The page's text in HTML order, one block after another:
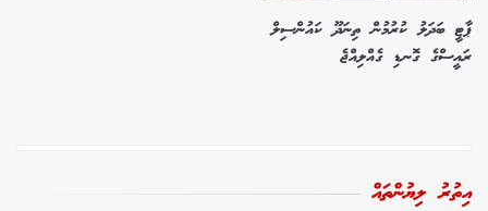
ޕާޓީ ބަދަލު ކުރުމުން ތިނަދޫ ކައުންސިލް
ރައީސްގެ ގޮނޑި ގެއްލިއްޖެ
އިތުރު ލިޔުންތައް